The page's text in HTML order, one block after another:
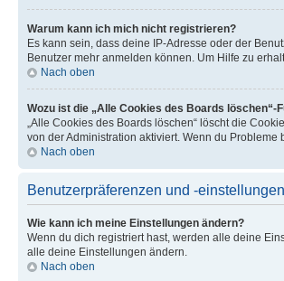
Warum kann ich mich nicht registrieren?
Es kann sein, dass deine IP-Adresse oder der
Benutzer mehr anmelden können. Um Hilfe zu
Nach oben
Wozu ist die „Alle Cookies des Boards löschen“-
„Alle Cookies des Boards löschen“ löscht die
von der Administration aktiviert. Wenn du
Nach oben
Benutzerpräferenzen und -einstellungen
Wie kann ich meine Einstellungen ändern?
Wenn du dich registriert hast, werden alle deine
alle deine Einstellungen ändern.
Nach oben